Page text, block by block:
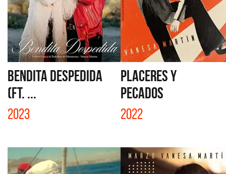
BENDITA DESPEDIDA
(FT. ...
2023
PLACERES Y
PECADOS
2022